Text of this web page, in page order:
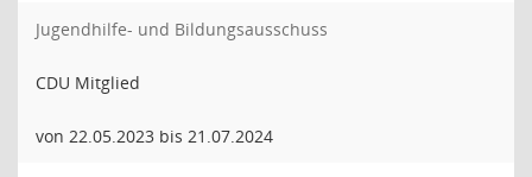
Jugendhilfe- und Bildungsausschuss
CDU Mitglied
von 22.05.2023 bis 21.07.2024